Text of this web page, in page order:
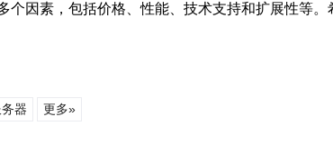
因素，包括价格、性能、技术支持和扩展性等
器 更多»